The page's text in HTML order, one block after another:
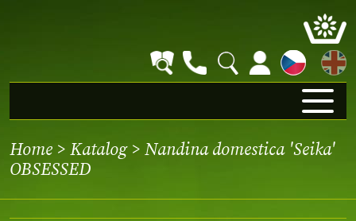
EN
Home > Katalog> Nandina domestica 'Seika'
OBSESSED